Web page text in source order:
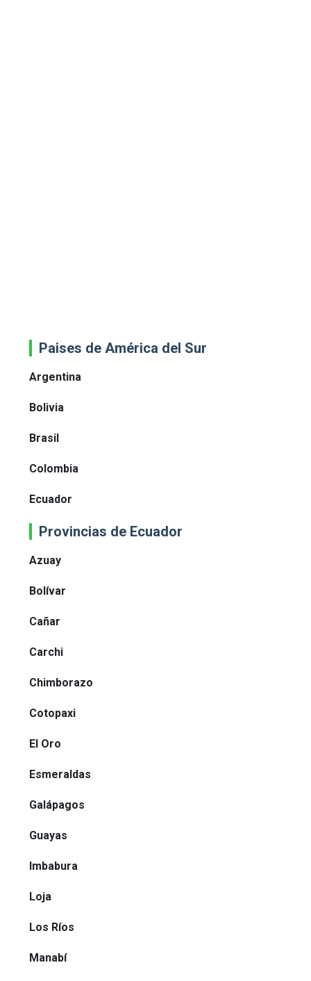
Paises de América del Sur
Argentina
Bolivia
Brasil
Colombia
Ecuador
Provincias de Ecuador
Azuay
Bolívar
Cañar
Carchi
Chimborazo
Cotopaxi
El Oro
Esmeraldas
Galápagos
Guayas
Imbabura
Loja
Los Ríos
Manabí